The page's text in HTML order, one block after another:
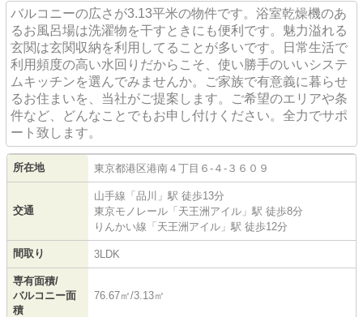
バルコニーの広さが3.13平米の物件です。浴室乾燥機のあ
るお風呂場は洗濯物を干すときにも便利です。魅力溢れる
玄関は玄関収納を利用してることが多いです。日常生活で
利用頻度の高い水回りだからこそ、使い勝手のいいシステ
ムキッチンを選んでみませんか。ご家族で有意義に暮らせ
るお住まいを、当社がご提案します。ご希望のエリアや条
件など、どんなことでもお申し付けください。全力でサポ
ート致します。
所在地 東京都港区港南 ４丁目６-４-３６０９
交通
山手線 「 品川
」駅 徒歩13分
東京モノレール 「 天王洲アイル 」駅 徒歩8分
りんかい線 「 天王洲アイル 」駅 徒歩12分
間取り 3LDK
専有面積/
バルコニー面
積
76.67㎡/3.13㎡